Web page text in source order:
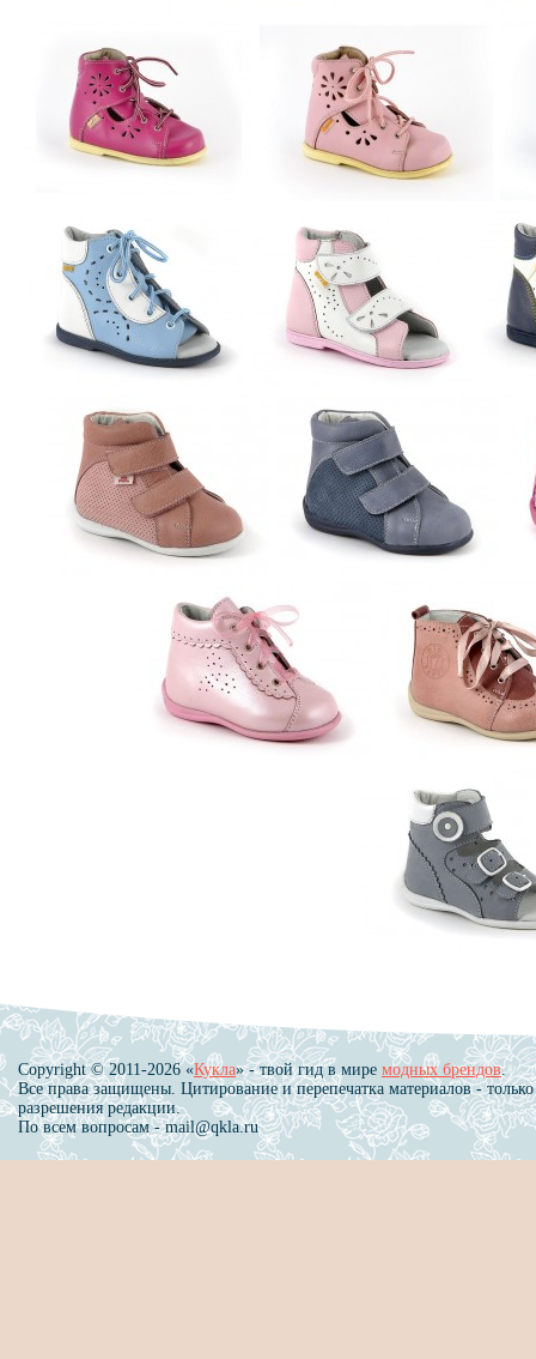
Copyright © 2011-2026 «Кукла» - твой гид в мире модных брендов.
Все права защищены. Цитирование и перепечатка материалов - только
разрешения редакции.
По всем вопросам - mail@qkla.ru